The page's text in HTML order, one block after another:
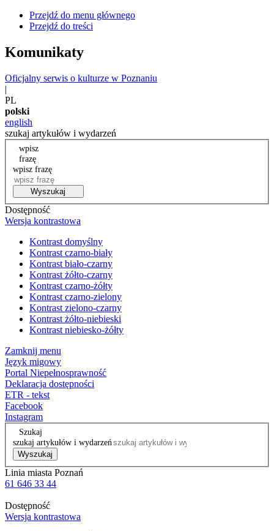
Przejdź do menu głównego
Przejdź do treści
Komunikaty
Oficjalny serwis o kulturze w Poznaniu
|
PL
polski
english
szukaj artykułów i wydarzeń
wpisz
frazę
wpisz frazę
Wyszukaj
Dostępność
Wersja kontrastowa
Kontrast domyślny
Kontrast czarno-biały
Kontrast biało-czarny
Kontrast żółto-czarny
Kontrast czarno-żółty
Kontrast czarno-zielony
Kontrast zielono-czarny
Kontrast żółto-niebieski
Kontrast niebiesko-żółty
Zamknij menu
Język migowy
Portal Niepełnosprawność
Deklaracja dostępności
ETR - tekst
Facebook
Instagram
Szukaj
szukaj artykułów i wydarzeń
Wyszukaj
Linia miasta Poznań
61 646 33 44
Dostępność
Wersja kontrastowa